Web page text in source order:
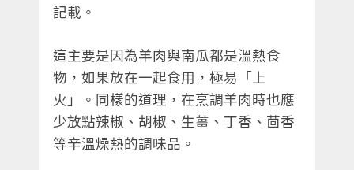
記載。
這主要是因為羊肉與南瓜都是溫熱食
物，如果放在一起食用，極易「上
火」。同樣的道理，在烹調羊肉時也應
少放點辣椒、胡椒、生薑、丁香、茴香
等辛溫燥熱的調味品。